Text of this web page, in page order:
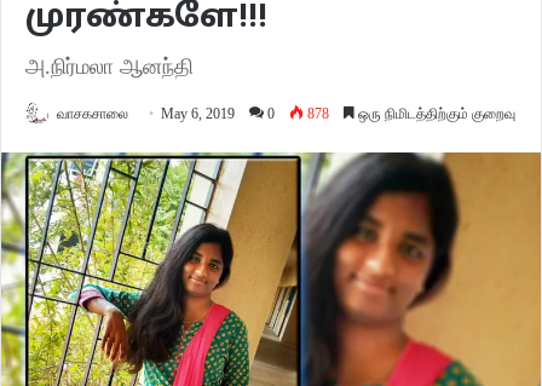
முரண்களே!!!
அ.நிர்மலா ஆனந்தி
வாசகசாலை May 6, 2019 0 878 ஒரு நிமிடத்திற்கும் குறைவு